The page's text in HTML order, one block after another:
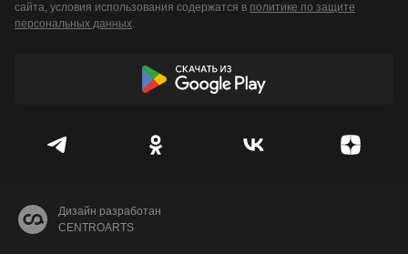
сайта, условия использования содержатся в политике по защите
персональных данных.
Дизайн разработан
CENTROARTS